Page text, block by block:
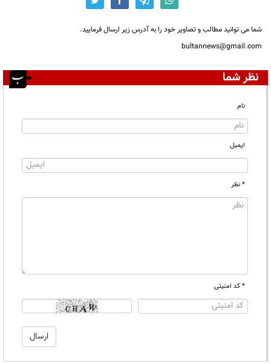
شما می توانید مطالب و تصاویر خود را به آدرس زیر ارسال فرمایید.
bultannews@gmail.com
نظر شما
نام
ایمیل
* نظر
* کد امنیتی